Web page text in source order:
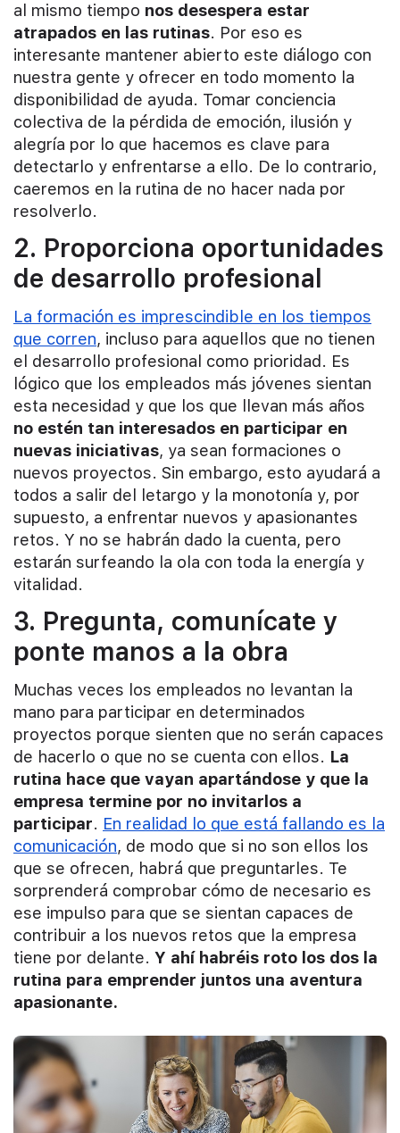
al mismo tiempo nos desespera estar
atrapados en las rutinas. Por eso es
interesante mantener abierto este diálogo con
nuestra gente y ofrecer en todo momento la
disponibilidad de ayuda. Tomar conciencia
colectiva de la pérdida de emoción, ilusión y
alegría por lo que hacemos es clave para
detectarlo y enfrentarse a ello. De lo contrario,
caeremos en la rutina de no hacer nada por
resolverlo.
2. Proporciona oportunidades
de desarrollo profesional
La formación es imprescindible en los tiempos
que corren, incluso para aquellos que no tienen
el desarrollo profesional como prioridad. Es
lógico que los empleados más jóvenes sientan
esta necesidad y que los que llevan más años
no estén tan interesados en participar en
nuevas iniciativas, ya sean formaciones o
nuevos proyectos. Sin embargo, esto ayudará a
todos a salir del letargo y la monotonía y, por
supuesto, a enfrentar nuevos y apasionantes
retos. Y no se habrán dado la cuenta, pero
estarán surfeando la ola con toda la energía y
vitalidad.
3. Pregunta, comunícate y
ponte manos a la obra
Muchas veces los empleados no levantan la
mano para participar en determinados
proyectos porque sienten que no serán capaces
de hacerlo o que no se cuenta con ellos. La
rutina hace que vayan apartándose y que la
empresa termine por no invitarlos a
participar. En realidad lo que está fallando es la
comunicación, de modo que si no son ellos los
que se ofrecen, habrá que preguntarles. Te
sorprenderá comprobar cómo de necesario es
ese impulso para que se sientan capaces de
contribuir a los nuevos retos que la empresa
tiene por delante. Y ahí habréis roto los dos la
rutina para emprender juntos una aventura
apasionante.